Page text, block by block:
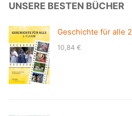
UNSERE BESTEN BÜCHER
Geschichte für alle 2
10,84€